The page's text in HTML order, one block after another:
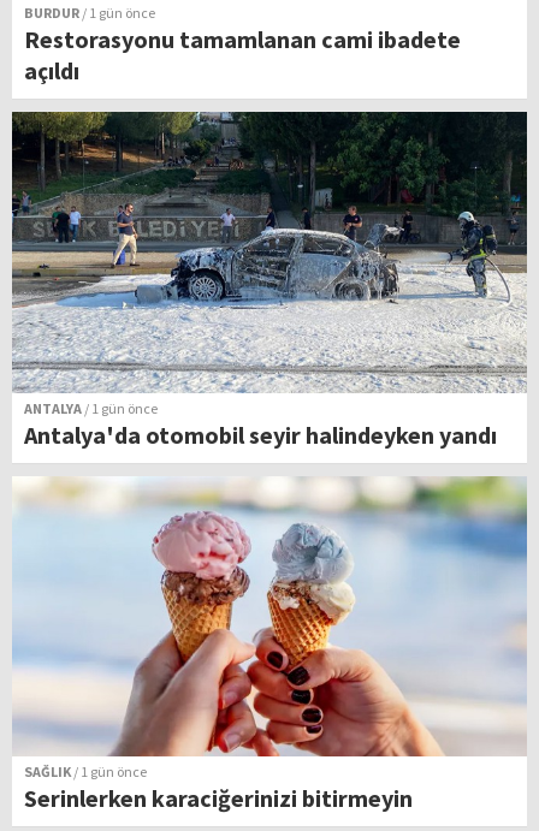
BURDUR / 1 gün önce
Restorasyonu tamamlanan cami ibadete
açıldı
ANTALYA / 1 gün önce
Antalya'da otomobil seyir halindeyken yandı
SAĞLIK/ 1 gün önce
Serinlerken karaciğerinizi bitirmeyin